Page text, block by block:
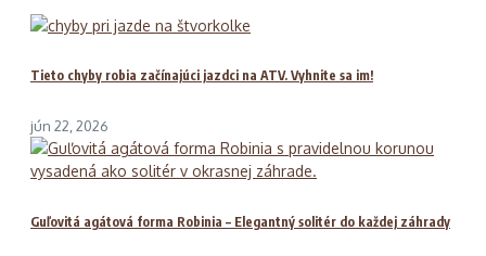
Tieto chyby robia začínajúci jazdci na ATV. Vyhnite sa im!
jún 22, 2026
Guľovitá agátová forma Robinia – Elegantný solitér do každej záhrady